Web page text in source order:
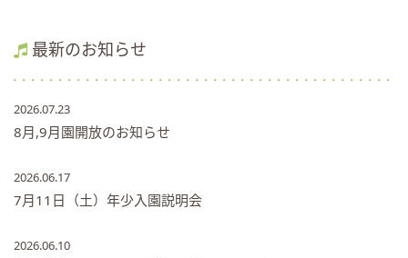
最新のお知らせ
2026.07.23
8月,9月園開放のお知らせ
2026.06.17
7月11日（土）年少入園説明会
2026.06.10